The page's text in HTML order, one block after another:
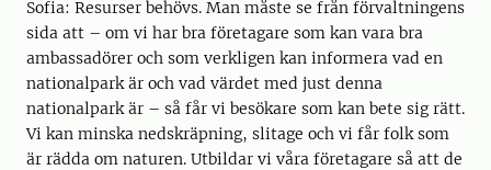
Sofia: Resurser behövs. Man måste se från förvaltningens
sida att – om vi har bra företagare som kan vara bra
ambassadörer och som verkligen kan informera vad en
nationalpark är och vad värdet med just denna
nationalpark är – så får vi besökare som kan bete sig rätt.
Vi kan minska nedskräpning, slitage och vi får folk som
är rädda om naturen. Utbildar vi våra företagare så att de